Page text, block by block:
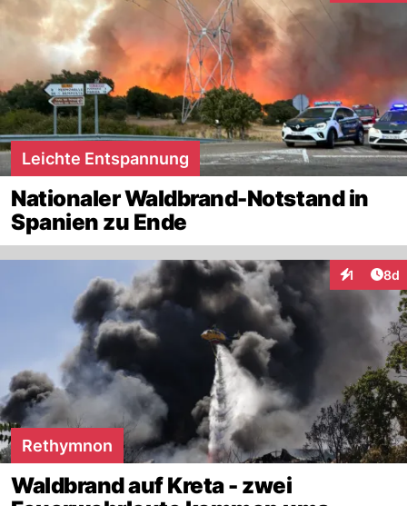
Leichte Entspannung
Nationaler Waldbrand-Notstand in
Spanien zu Ende
1 8d
Rethymnon
Waldbrand auf Kreta - zwei